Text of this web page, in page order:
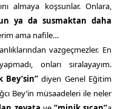
almaya koşsunlar. Onlara,
ya da susmaktan daha
ama nafile…
vazgeçmezler. En
onları sıralayayım.
Bey’sin”diyen Genel Eğitim
Bey’in müsaadeleri ile neler